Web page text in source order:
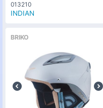
013210
INDIAN
BRIKO